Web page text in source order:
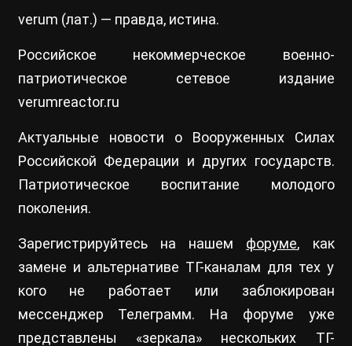
verum (лат.) — правда, истина.
Российское некоммерческое военно-
патриотическое сетевое издание
verumreactor.ru
Актуальные новости о Вооруженных Силах
Российской Федерации и других государств.
Патриотическое воспитание молодого
поколения.
Зарегистрируйтесь на нашем форуме, как
замене и альтернативе ТГ-каналам для тех у
кого не работает или заблокирован
мессенджер Телеграмм. На форуме уже
представлены «зеркала» нескольких ТГ-